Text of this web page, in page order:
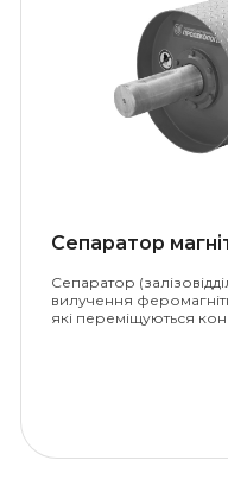
Сепаратор
Сепаратор
вилучення
які переміщуються